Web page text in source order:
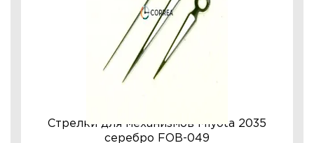
Стрелки для механизмов Miyota 2035
серебро FOB-049